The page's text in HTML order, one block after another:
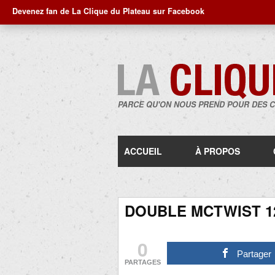
Devenez fan de La Clique du Plateau sur Facebook
PARCE QU'ON NOUS PREND POUR DES
ACCUEIL À PROPOS
DOUBLE MCTWIST
0
PARTAGES
Partager